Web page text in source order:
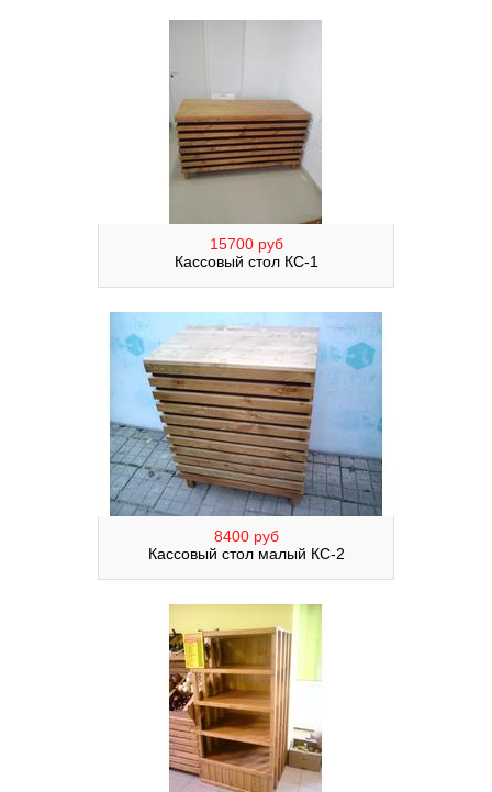
15700 руб
Кассовый стол КС-1
8400 руб
Кассовый стол малый КС-2